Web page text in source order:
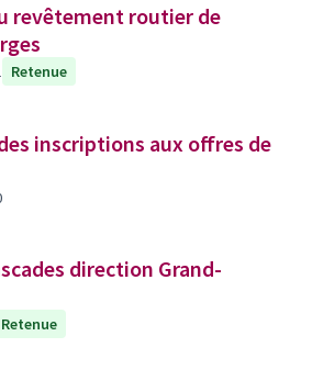
revêtement routier de
Retenue
inscriptions aux offres de
direction Grand-
Retenue